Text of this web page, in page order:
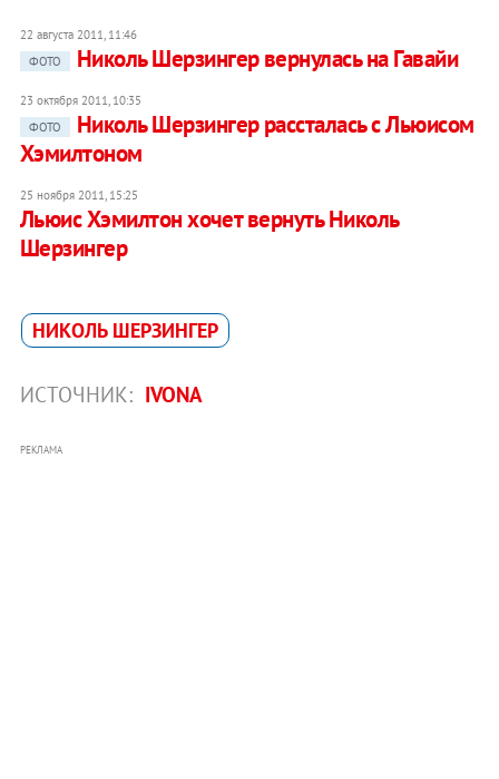
22 августа 2011, 11:46
ФОТО
Николь Шерзингер вернулась на Гавайи
23 октября 2011, 10:35
ФОТО
Николь Шерзингер рассталась с Льюисом
Хэмилтоном
25 ноября 2011, 15:25
Льюис Хэмилтон хочет вернуть Николь
Шерзингер
НИКОЛЬ ШЕРЗИНГЕР
ИСТОЧНИК: IVONA
РЕКЛАМА